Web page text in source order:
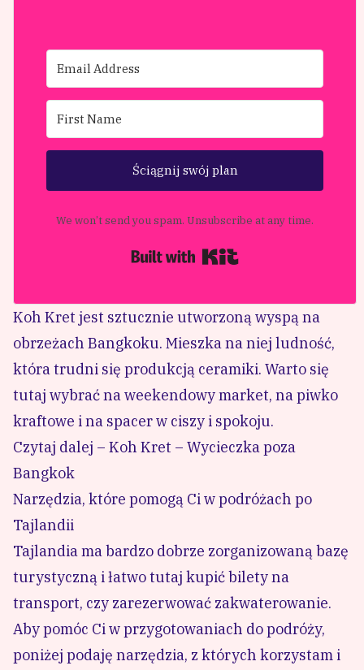
Ściągnij swój plan
We won’t send you spam. Unsubscribe at any time.
Koh Kret jest sztucznie utworzoną wyspą na
obrzeżach Bangkoku. Mieszka na niej ludność,
która trudni się produkcją ceramiki. Warto się
tutaj wybrać na weekendowy market, na piwko
kraftowe i na spacer w ciszy i spokoju.
Czytaj dalej – Koh Kret – Wycieczka poza
Bangkok
Narzędzia, które pomogą Ci w podróżach po
Tajlandii
Tajlandia ma bardzo dobrze zorganizowaną bazę
turystyczną i łatwo tutaj kupić bilety na
transport, czy zarezerwować zakwaterowanie.
Aby pomóc Ci w przygotowaniach do podróży,
poniżej podaję narzędzia, z których korzystam i